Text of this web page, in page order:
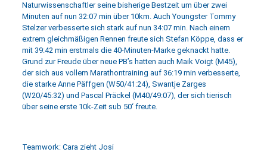
Naturwissenschaftler seine bisherige Bestzeit um über zwei
Minuten auf nun 32:07 min über 10km. Auch Youngster Tommy
Stelzer verbesserte sich stark auf nun 34:07 min. Nach einem
extrem gleichmäßigen Rennen freute sich Stefan Köppe, dass er
mit 39:42 min erstmals die 40-Minuten-Marke geknackt hatte.
Grund zur Freude über neue PB’s hatten auch Maik Voigt (M45),
der sich aus vollem Marathontraining auf 36:19 min verbesserte,
die starke Anne Päffgen (W50/41:24), Swantje Zarges
(W20/45:32) und Pascal Präckel (M40/49:07), der sich tierisch
über seine erste 10k-Zeit sub 50‘ freute.
Teamwork: Cara zieht Josi